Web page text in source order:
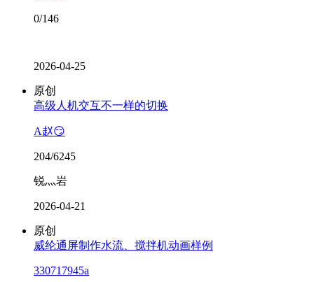
0/146
2026-04-25
原创
高级人机交互不一样的切换
A赵😏
204/6245
锐灬岩
2026-04-21
原创
威纶通屏制作水流、搅拌机动画样例
330717945a